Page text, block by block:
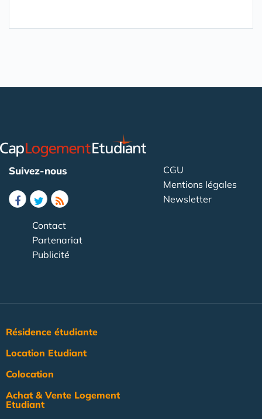
Suivez-nous
CGU
Mentions légales
Newsletter
Contact
Partenariat
Publicité
Résidence étudiante
Location Etudiant
Colocation
Achat & Vente Logement
Etudiant